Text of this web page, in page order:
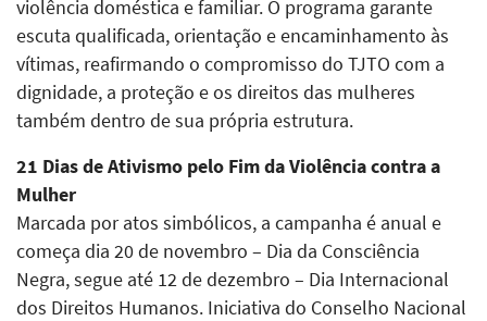
violência doméstica e familiar. O programa garante
escuta qualificada, orientação e encaminhamento às
vítimas, reafirmando o compromisso do TJTO com a
dignidade, a proteção e os direitos das mulheres
também dentro de sua própria estrutura.
21 Dias de Ativismo pelo Fim da Violência contra a
Mulher
Marcada por atos simbólicos, a campanha é anual e
começa dia 20 de novembro – Dia da Consciência
Negra, segue até 12 de dezembro – Dia Internacional
dos Direitos Humanos. Iniciativa do Conselho Nacional